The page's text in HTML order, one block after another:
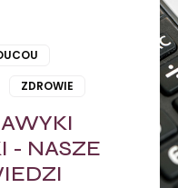
- NASZE
ZDROWIE